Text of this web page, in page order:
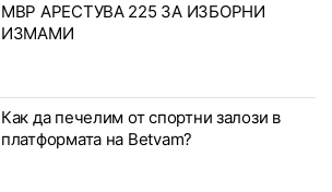
МВР АРЕСТУВА 225 ЗА ИЗБОРНИ
ИЗМАМИ
Как да печелим от спортни залози в
платформата на Betvam?